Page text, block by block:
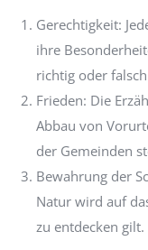
Gerechtigkeit:
ihre
richtig oder
Frieden: Die
Abbau von
der Gemeinden
Bewahrung der
Natur wird auf
zu entdecken gilt.